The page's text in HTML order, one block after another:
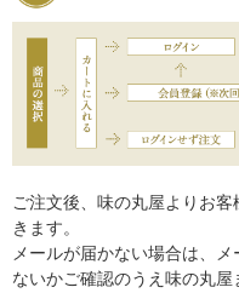
ご注文後、味の丸屋よりお
きます。
メールが届かない場合は、
ないかご確認のうえ味の丸屋